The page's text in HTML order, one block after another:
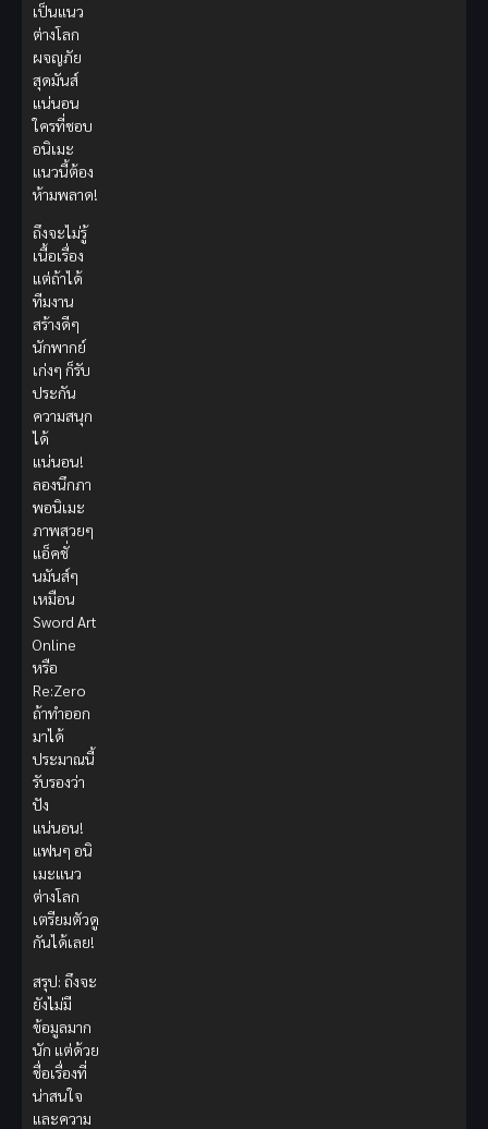
เป็นแนว
ต่างโลก
ผจญภัย
สุดมันส์
แน่นอน
ใครที่ชอบ
อนิเมะ
แนวนี้ต้อง
ห้ามพลาด!
ถึงจะไม่รู้
เนื้อเรื่อง
แต่ถ้าได้
ทีมงาน
สร้างดีๆ
นักพากย์
เก่งๆ ก็รับ
ประกัน
ความสนุก
ได้
แน่นอน!
ลองนึกภา
พอนิเมะ
ภาพสวยๆ
แอ็คชั่
นมันส์ๆ
เหมือน
Sword Art
Online
หรือ
Re:Zero
ถ้าทำออก
มาได้
ประมาณนี้
รับรองว่า
ปัง
แน่นอน!
แฟนๆ อนิ
เมะแนว
ต่างโลก
เตรียมตัวดู
กันได้เลย!
สรุป: ถึงจะ
ยังไม่มี
ข้อมูลมาก
นัก แต่ด้วย
ชื่อเรื่องที่
น่าสนใจ
และความ